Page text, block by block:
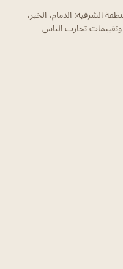
الشرقية: الدمام، الخبر،
وتقييمات تجارب الناس